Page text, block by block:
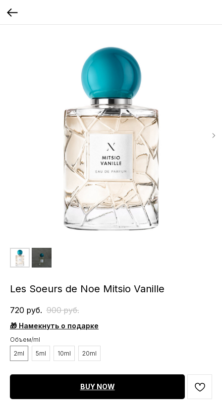
Les Soeurs de Noe Mitsio Vanille
720 руб. 900 руб.
🎁 Намекнуть о подарке
Объем/ml
2ml
5ml 10ml 20ml
BUY NOW